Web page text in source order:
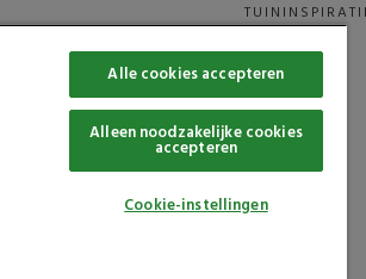
Alle cookies accepteren
Alleen noodzakelijke cookies
accepteren
Cookie-instellingen